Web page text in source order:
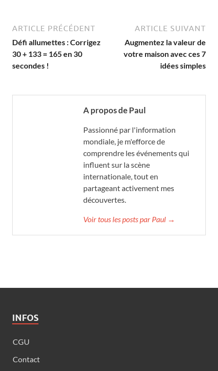
ARTICLE PRÉCÉDENT
Défi allumettes : Corrigez
30 + 133 = 165 en 30
secondes !
ARTICLE SUIVANT
Augmentez la valeur de
votre maison avec ces 7
idées simples
A propos de Paul
Passionné par l'information
mondiale, je m'efforce de
comprendre les événements qui
influent sur la scène
internationale, tout en
partageant activement mes
découvertes.
Voir tous les posts par Paul →
INFOS
CGU
Contact